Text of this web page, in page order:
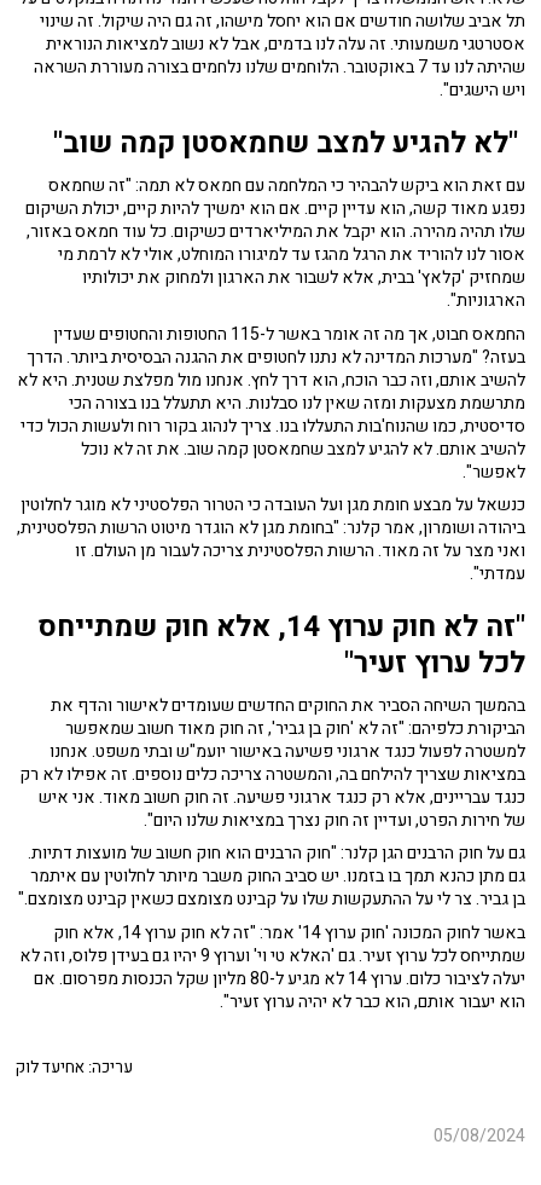
תל אביב שלושה חודשים אם הוא יחסל מישהו, זה גם היה שיקול. זה שינוי
אסטרטגי משמעותי. זה עלה לנו בדמים, אבל לא נשוב למציאות הנוראית
שהיתה לנו עד 7 באוקטובר. הלוחמים שלנו נלחמים בצורה מעוררת השראה
ויש הישגים".
"לא להגיע למצב שחמאסטן קמה שוב"
עם זאת הוא ביקש להבהיר כי המלחמה עם חמאס לא תמה: "זה שחמאס
נפגע מאוד קשה, הוא עדיין קיים. אם הוא ימשיך להיות קיים, יכולת השיקום
שלו תהיה מהירה. הוא יקבל את המיליארדים כשיקום. כל עוד חמאס באזור,
אסור לנו להוריד את הרגל מהגז עד למיגורו המוחלט, אולי לא לרמת מי
שמחזיק 'קלאץ' בבית, אלא לשבור את הארגון ולמחוק את יכולותיו
הארגוניות".
החמאס חבוט, אך מה זה אומר באשר ל-115 החטופות והחטופים שעדין
בעזה? "מערכות המדינה לא נתנו לחטופים את ההגנה הבסיסית ביותר. הדרך
להשיב אותם, וזה כבר הוכח, הוא דרך לחץ. אנחנו מול מפלצת שטנית. היא לא
מתרשמת מצעקות ומזה שאין לנו סבלנות. היא תתעלל בנו בצורה הכי
סדיסטית, כמו שהנוח'בות התעללו בנו. צריך לנהוג בקור רוח ולעשות הכול כדי
להשיב אותם. לא להגיע למצב שחמאסטן קמה שוב. את זה לא נוכל
לאפשר".
כנשאל על מבצע חומת מגן ועל העובדה כי הטרור הפלסטיני לא מוגר לחלוטין
ביהודה ושומרון, אמר קלנר: "בחומת מגן לא הוגדר מיטוט הרשות הפלסטינית,
ואני מצר על זה מאוד. הרשות הפלסטינית צריכה לעבור מן העולם. זו
עמדתי".
"
זה לא חוק ערוץ 14, אלא חוק שמתייחס
לכל ערוץ זעיר"
בהמשך השיחה הסביר את החוקים החדשים שעומדים לאישור והדף את
הביקורת כלפיהם: "זה לא 'חוק בן גביר', זה חוק מאוד חשוב שמאפשר
למשטרה לפעול כנגד ארגוני פשיעה באישור יועמ"ש ובתי משפט. אנחנו
במציאות שצריך להילחם בה, והמשטרה צריכה כלים נוספים. זה אפילו לא רק
כנגד עבריינים, אלא רק כנגד ארגוני פשיעה. זה חוק חשוב מאוד. אני איש
של חירות הפרט, ועדיין זה חוק נצרך במציאות שלנו היום".
גם על חוק הרבנים הגן קלנר: "חוק הרבנים הוא חוק חשוב של מועצות דתיות.
גם מתן כהנא תמך בו בזמנו. יש סביב החוק משבר מיותר לחלוטין עם איתמר
בן גביר. צר לי על ההתעקשות שלו על קבינט מצומצם כשאין קבינט מצומצם."
באשר לחוק המכונה 'חוק ערוץ 14' אמר: "זה לא חוק ערוץ 14, אלא חוק
שמתייחס לכל ערוץ זעיר. גם 'האלא טי וי' וערוץ 9 יהיו גם בעידן פלוס, וזה לא
יעלה לציבור כלום. ערוץ 14 לא מגיע ל-80 מליון שקל הכנסות מפרסום. אם
הוא יעבור אותם, הוא כבר לא יהיה ערוץ זעיר".
עריכה: אחיעד לוק
05/08/2024